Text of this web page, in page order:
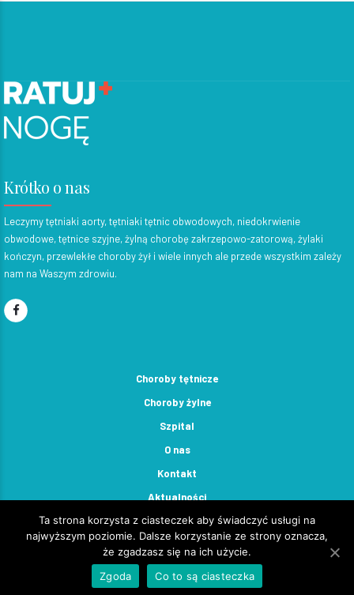
Krótko o nas
Leczymy tętniaki aorty, tętniaki tętnic obwodowych, niedokrwienie
obwodowe, tętnice szyjne, żylną chorobę zakrzepowo-zatorową, żylaki
kończyn, przewlekłe choroby żył i wiele innych ale przede wszystkim zależy
nam na Waszym zdrowiu.
Choroby tętnicze
Choroby żylne
Szpital
O nas
Kontakt
Aktualności
Copyright by Ratuj Nogę 2026
Ta strona korzysta z ciasteczek aby świadczyć usługi na
najwyższym poziomie. Dalsze korzystanie ze strony oznacza,
że zgadzasz się na ich użycie.
Zgoda
Co to są ciasteczka